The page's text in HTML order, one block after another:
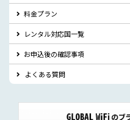
料金プラン
レンタル対応国一覧
お申込後の確認事項
よくある質問